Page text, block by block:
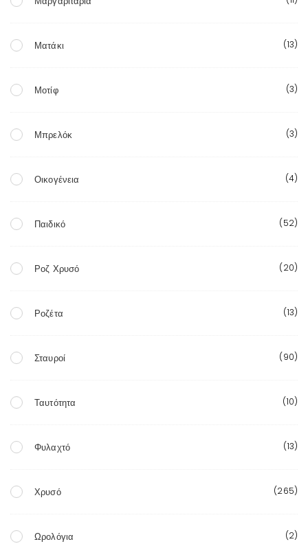
Ματάκι (13)
Μοτίφ (3)
Μπρελόκ (3)
Οικογένεια (4)
Παιδικό (52)
Ροζ Χρυσό (20)
Ροζέτα (13)
Σταυροί (90)
Ταυτότητα (10)
Φυλαχτό (13)
Χρυσό (265)
Ωρολόγια (2)